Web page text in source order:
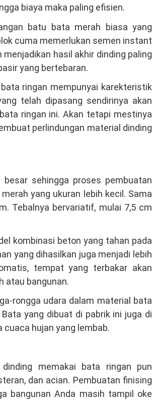
biaya maka paling efisien.
batu bata merah biasa yang
cuma memerlukan semen instant
hasil akhir dinding paling
yang bertebaran.
ringan mempunyai karekteristik
telah dipasang sendirinya akan
ringan ini. Akan tetapi mestinya
perlindungan material dinding
sehingga proses pembuatan
yang ukuran lebih kecil. Sama
Tebalnya bervariatif, mulai 7,5 cm
kombinasi beton yang tahan pada
yang dihasilkan juga menjadi lebih
tempat yang terbakar akan
atau bangunan.
rongga udara dalam material bata
yang dibuat di pabrik ini juga di
cuaca hujan yang lembab.
memakai bata ringan pun
dan acian. Pembuatan finising
bangunan Anda masih tampil oke